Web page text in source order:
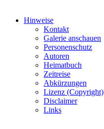
Hinweise
Kontakt
Galerie anschauen
Personenschutz
Autoren
Heimatbuch
Zeitreise
Abkürzungen
Lizenz (Copyright)
Disclaimer
Links